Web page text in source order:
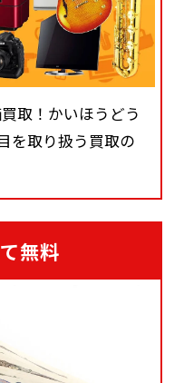
取！かいほうどう
を取り扱う買取の
無料